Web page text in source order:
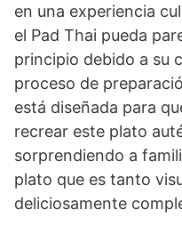
en una experiencia
el Pad Thai pueda
principio debido a su
proceso de
está diseñada para
recrear este plato
sorprendiendo a
plato que es tanto
deliciosamente